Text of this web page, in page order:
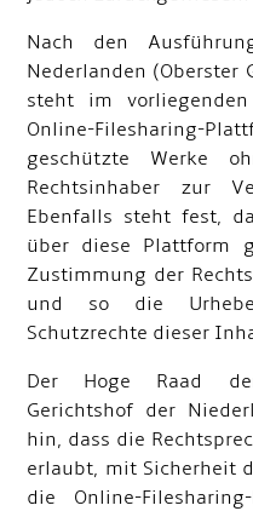
Nach den
Nederlanden (Oberster
steht im
Online-Filesharing-
geschützte Werke
Rechtsinhaber zur
Ebenfalls steht fest,
über diese Plattform
Zustimmung der
und so die
Schutzrechte dieser
Der Hoge Raad
Gerichtshof der
hin, dass die
erlaubt, mit Sicherheit
die Online-